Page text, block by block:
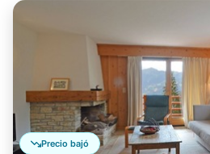
Precio bajó